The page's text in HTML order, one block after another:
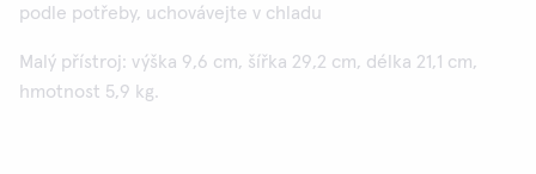
podle potřeby, uchovávejte v chladu
Malý přístroj: výška 9,6 cm, šířka 29,2 cm, délka 21,1 cm,
hmotnost 5,9 kg.